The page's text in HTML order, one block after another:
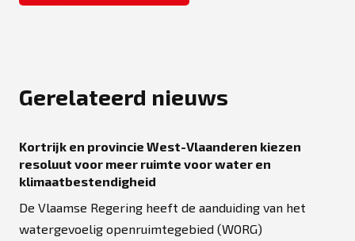
Gerelateerd nieuws
Kortrijk en provincie West-Vlaanderen kiezen
resoluut voor meer ruimte voor water en
klimaatbestendigheid
De Vlaamse Regering heeft de aanduiding van het
watergevoelig openruimtegebied (WORG)